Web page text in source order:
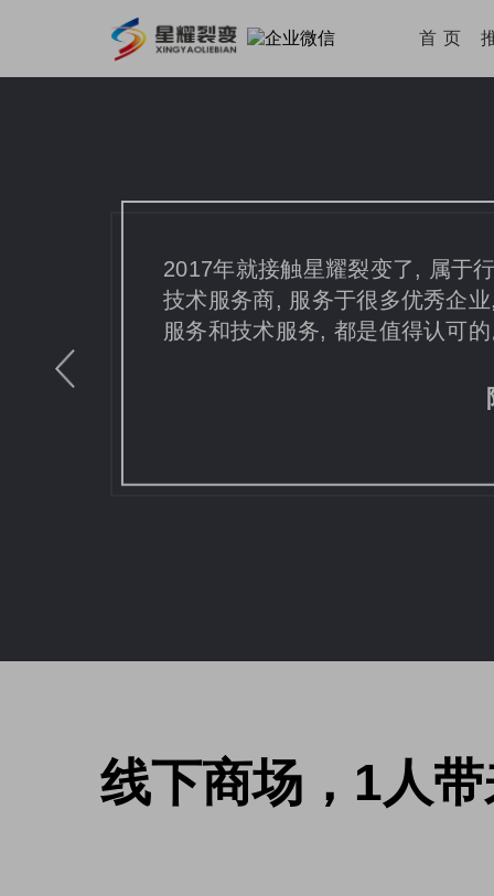
首 页
星耀裂变出品的星耀企微宝和任
微信和公众号的拉新需求, 所提
常专业的, 是值得长期合作的伙
线下商场，1人